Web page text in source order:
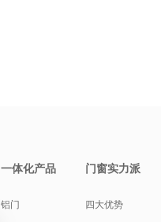
一体化产品
铝门
门窗实力派
四大优势